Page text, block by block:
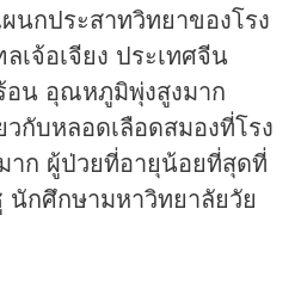
นกประสาทวิทยาของโรง
จ้อเจียง ประเทศจีน
อน อุณหภูมิพุ่งสูงมาก
กับหลอดเลือดสมองที่โรง
าก ผู้ป่วยที่อายุน้อยที่สุดที่
นักศึกษามหาวิทยาลัยวัย